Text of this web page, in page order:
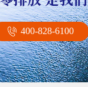
400-828-6100